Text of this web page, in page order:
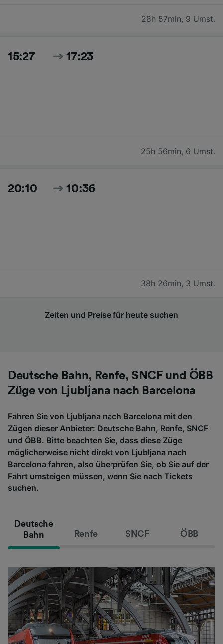
28h 57min, 9 Umst.
15:27 17:23
25h 56min, 6 Umst.
20:10 10:36
38h 26min, 3 Umst.
Zeiten und Preise für heute suchen
Deutsche Bahn, Renfe, SNCF und ÖBB
Züge von Ljubljana nach Barcelona
Fahren Sie von Ljubljana nach Barcelona mit den
Zügen dieser Anbieter: Deutsche Bahn, Renfe, SNCF
und ÖBB. Bitte beachten Sie, dass diese Züge
möglicherweise nicht direkt von Ljubljana nach
Barcelona fahren, also überprüfen Sie, ob Sie auf der
Fahrt umsteigen müssen, wenn Sie nach Tickets
suchen.
Deutsche
Bahn
Renfe SNCF ÖBB